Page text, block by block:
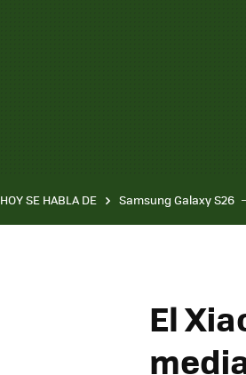
HOY SE HABLA DE Samsung Galaxy S26
El